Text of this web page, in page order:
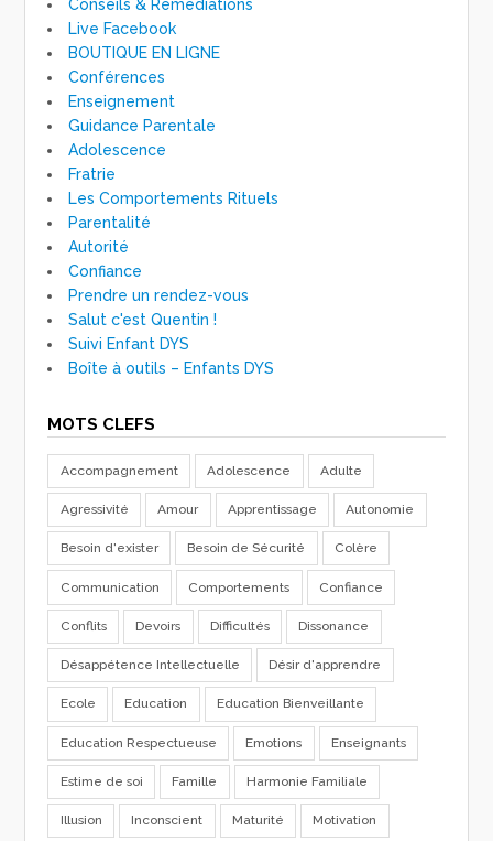
Conseils & Remédiations
Live Facebook
BOUTIQUE EN LIGNE
Conférences
Enseignement
Guidance Parentale
Adolescence
Fratrie
Les Comportements Rituels
Parentalité
Autorité
Confiance
Prendre un rendez-vous
Salut c'est Quentin !
Suivi Enfant DYS
Boîte à outils – Enfants DYS
MOTS CLEFS
Accompagnement Adolescence Adulte
Agressivité Amour Apprentissage Autonomie
Besoin d'exister Besoin de Sécurité Colère
Communication Comportements Confiance
Conflits Devoirs Difficultés Dissonance
Désappétence Intellectuelle Désir d'apprendre
Ecole Education Education Bienveillante
Education Respectueuse Emotions Enseignants
Estime de soi Famille Harmonie Familiale
Illusion Inconscient Maturité Motivation